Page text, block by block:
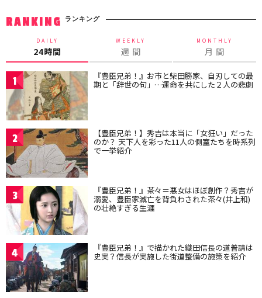
RANKING ランキング
DAILY
24時間
WEEKLY
週 間
MONTHLY
月 間
1 『豊臣兄弟！』お市と柴田勝家、自刃しての最
期と「辞世の句」…運命を共にした２人の悲劇
2 【豊臣兄弟！】秀吉は本当に「女狂い」だった
のか？ 天下人を彩った11人の側室たちを時系列
で一挙紹介
3 『豊臣兄弟！』茶々＝悪女はほぼ創作？秀吉が
溺愛、豊臣家滅亡を背負わされた茶々(井上和)
の壮絶すぎる生涯
4 『豊臣兄弟！』で描かれた織田信長の道普請は
史実？信長が実施した街道整備の施策を紹介